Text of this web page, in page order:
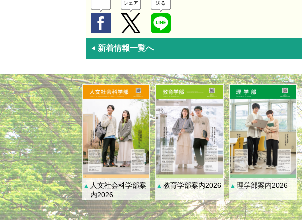
シェア 送る
◀ 新着情報一覧へ
▲ 人文社会科学部案
内2026
▲ 教育学部案内2026 ▲ 理学部案内2026